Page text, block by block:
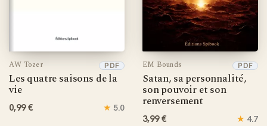
AW Tozer
Les quatre saisons de la
vie
PDF
0,99 € ★ 5.0
EM Bounds
Satan, sa personnalité,
son pouvoir et son
renversement
PDF
3,99 € ★ 4.7